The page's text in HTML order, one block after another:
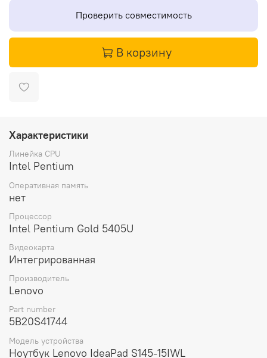
Проверить совместимость
В корзину
Характеристики
Линейка CPU
Intel Pentium
Оперативная память
нет
Процессор
Intel Pentium Gold 5405U
Видеокарта
Интегрированная
Производитель
Lenovo
Part number
5B20S41744
Модель устройства
Ноутбук Lenovo IdeaPad S145-15IWL